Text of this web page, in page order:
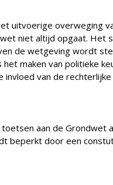
uitvoerige overweging
niet altijd opgaat. Het
de wetgeving wordt
maken van politieke
van de rechterlijke
aan de Grondwet
beperkt door een